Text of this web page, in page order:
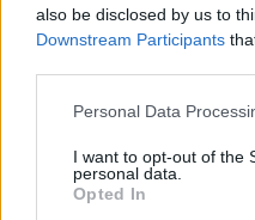
also be disclosed by us to
Downstream Participants
Please note that this
not limited to your visit or
grant or deny consent to
use your data for below
Personal Data
I want to opt-out of the
personal data.
Opted In
Pieve Comics 2026: